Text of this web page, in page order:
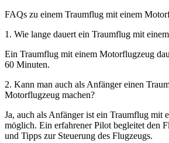
FAQs zu einem Traumflug mit einem
1. Wie lange dauert ein Traumflug mit
Ein Traumflug mit einem Motorflugzeug
60 Minuten.
2. Kann man auch als Anfänger einen
Motorflugzeug machen?
Ja, auch als Anfänger ist ein Traumflug mit
möglich. Ein erfahrener Pilot begleitet den
und Tipps zur Steuerung des Flugzeugs.